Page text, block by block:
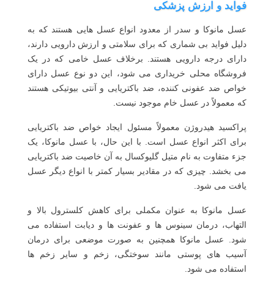
فواید و ارزش پزشکی
عسل مانوکا و سدر از معدود انواع عسل هایی هستند که به
دلیل فواید بی شماری که برای سلامتی و ارزش دارویی دارند،
دارای درجه دارویی هستند. برخلاف عسل خامی که در یک
فروشگاه محلی خریداری می شود، این دو نوع عسل دارای
خواص ضد عفونی کننده، ضد باکتریایی و آنتی بیوتیکی هستند
که معمولاً در عسل خام موجود نیست.
پراکسید هیدروژن معمولاً مسئول ایجاد خواص ضد باکتریایی
برای اکثر انواع عسل است. با این حال، با عسل مانوکا، یک
جزء متفاوت به نام متیل گلیوکسال به آن خاصیت ضد باکتریایی
می بخشد. چیزی که در مقادیر بسیار کمتر با انواع دیگر عسل
یافت می شود.
عسل مانوکا به عنوان مکملی برای کاهش کلسترول بالا و
التهاب، درمان سینوس ها و عفونت ها و دیابت استفاده می
شود. عسل مانوکا همچنین به صورت موضعی برای درمان
آسیب های پوستی مانند سوختگی، زخم و سایر زخم ها
استفاده می شود.